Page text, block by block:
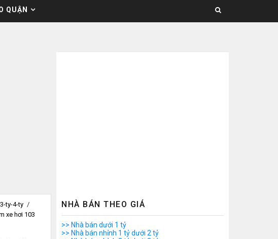
QUẬN
ty-4-ty /
xe hơi 103
NHÀ BÁN THEO GIÁ
>> Nhà bán dưới 1 tỷ
>> Nhà bán nhỉnh 1 tỷ dưới 2 tỷ